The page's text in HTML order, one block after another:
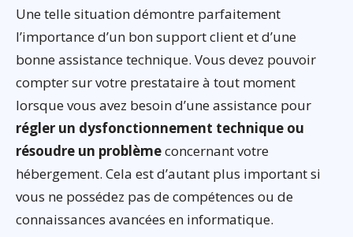
Une telle situation démontre parfaitement
l’importance d’un bon support client et d’une
bonne assistance technique. Vous devez pouvoir
compter sur votre prestataire à tout moment
lorsque vous avez besoin d’une assistance pour
régler un dysfonctionnement technique ou
résoudre un problèmeconcernant votre
hébergement. Cela est d’autant plus important si
vous ne possédez pas de compétences ou de
connaissances avancées en informatique.